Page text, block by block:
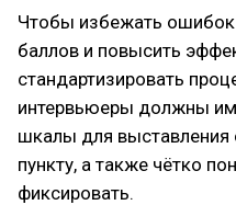
Чтобы избежать
баллов и повысить
стандартизировать
интервьюеры должны
шкалы для
пункту, а также чётко
фиксировать.